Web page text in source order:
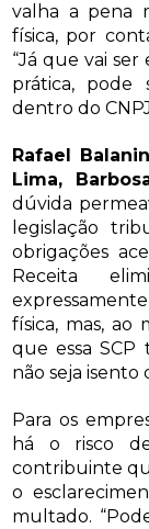
valha a pena
física, por
“Já que vai
prática, pode
dentro do
Rafael
Lima,
dúvida
legislação
obrigações
Receita
física, mas, ao
que essa
não seja
Para os
há o risco
contribuinte
o
multado.